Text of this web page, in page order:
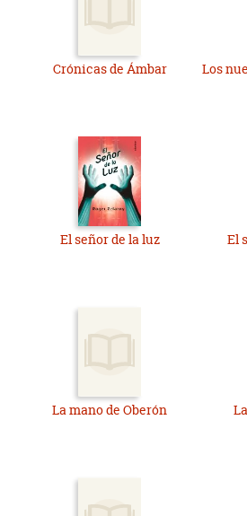
Crónicas de Ámbar Los
El señor de la luz El
La mano de Oberón